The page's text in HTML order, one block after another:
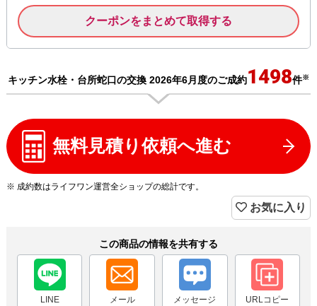
クーポンをまとめて取得する
キッチン水栓・台所蛇口の交換 2026年6月度のご成約1498件※
無料見積り依頼へ進む
※ 成約数はライフワン運営全ショップの総計です。
お気に入り
この商品の情報を共有する
LINE メール メッセージ URLコピー